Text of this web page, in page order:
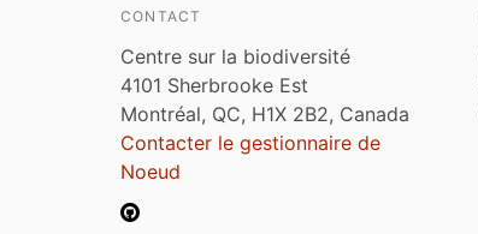
CONTACT
Centre sur la biodiversité
4101 Sherbrooke Est
Montréal, QC, H1X 2B2, Canada
Contacter le gestionnaire de
Noeud